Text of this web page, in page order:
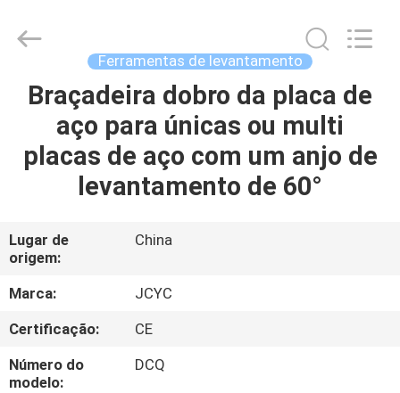
CASA
PRODUTOS
NÓS
EXCURSÃO
DA
FÁBRICA
Crane
Machinery
Reserved.
Ferramentas de levantamento
Braçadeira dobro da placa de
aço para únicas ou multi
placas de aço com um anjo de
levantamento de 60°
Lugar de
origem:
China
Marca:
JCYC
Certificação:
CE
Número do
modelo:
DCQ